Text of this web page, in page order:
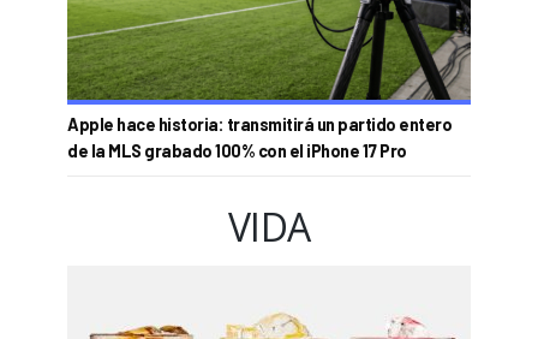
Apple hace historia: transmitirá un partido entero
de la MLS grabado 100% con el iPhone 17 Pro
VIDA